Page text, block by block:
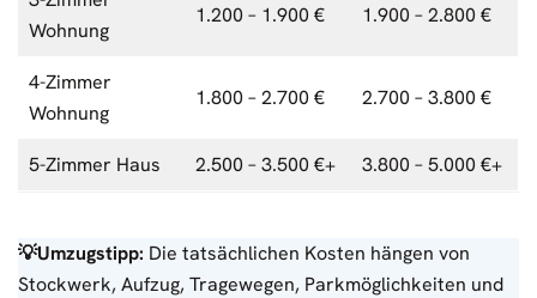
Wohnung
1.200 – 1.900 € 1.900 – 2.800 €
4-Zimmer
Wohnung
1.800 – 2.700 € 2.700 – 3.800 €
5-Zimmer Haus 2.500 – 3.500 €+ 3.800 – 5.000 €+
💡Umzugstipp: Die tatsächlichen Kosten hängen von
Stockwerk, Aufzug, Tragewegen, Parkmöglichkeiten und